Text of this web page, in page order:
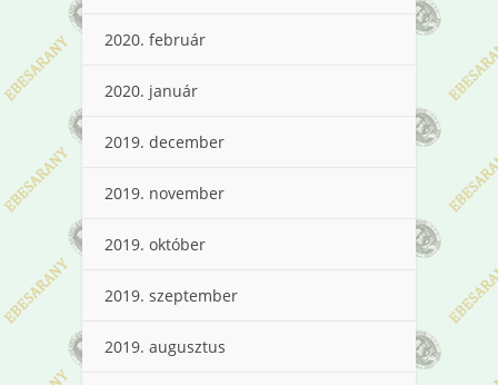
2020. február
2020. január
2019. december
2019. november
2019. október
2019. szeptember
2019. augusztus